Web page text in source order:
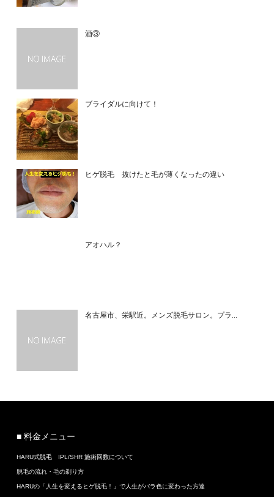
酒③
ブライダルに向けて！
ヒゲ脱毛 抜けたと毛が薄くなったの違い
アオハル？
名古屋市、栄駅近。メンズ脱毛サロン。プラ...
■ 料金メニュー
HARU式脱毛 IPL/SHR 施術回数について
脱毛の流れ・毛の剃り方
HARUの「人生を変えるヒゲ脱毛！」で人生がバラ色に変わった方達